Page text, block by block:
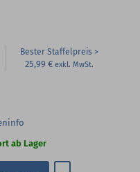
Bester Staffelpreis
25,99 €
ab Lager